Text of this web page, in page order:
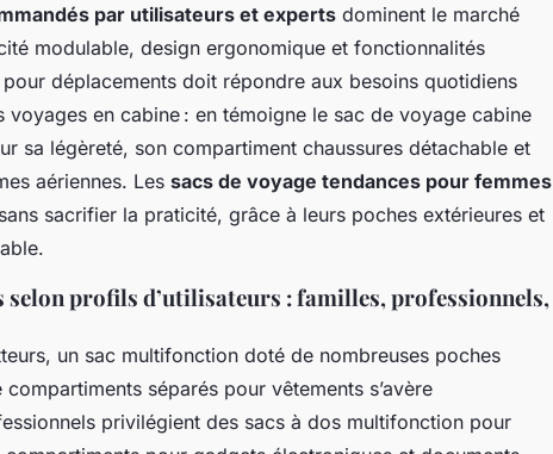
par utilisateurs et experts dominent le marché
modulable, design ergonomique et fonctionnalités
déplacements doit répondre aux besoins quotidiens
voyages en cabine : en témoigne le sac de voyage cabine
sa légèreté, son compartiment chaussures détachable et
aériennes. Les sacs de voyage tendances pour femmes
sacrifier la praticité, grâce à leurs poches extérieures et
selon profils d’utilisateurs : familles, professionnels,
un sac multifonction doté de nombreuses poches
séparés pour vêtements s’avère
privilégient des sacs à dos multifonction pour